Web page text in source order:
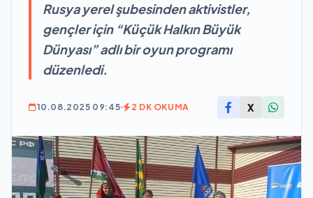
Rusya yerel şubesinden aktivistler,
gençler için “Küçük Halkın Büyük
Dünyası” adlı bir oyun programı
düzenledi.
10.08.2025 09:45 2 DK OKUMA X